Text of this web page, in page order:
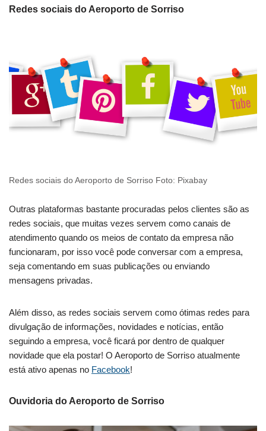
Redes sociais do Aeroporto de Sorriso
Redes sociais do Aeroporto de Sorriso Foto: Pixabay
Outras plataformas bastante procuradas pelos clientes são as
redes sociais, que muitas vezes servem como canais de
atendimento quando os meios de contato da empresa não
funcionaram, por isso você pode conversar com a empresa,
seja comentando em suas publicações ou enviando
mensagens privadas.
Além disso, as redes sociais servem como ótimas redes para
divulgação de informações, novidades e notícias, então
seguindo a empresa, você ficará por dentro de qualquer
novidade que ela postar! O Aeroporto de Sorriso atualmente
está ativo apenas no Facebook!
Ouvidoria do Aeroporto de Sorriso